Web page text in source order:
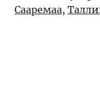
Сааремаа,